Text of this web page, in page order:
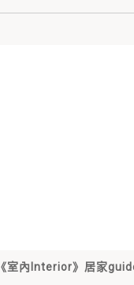
《室內Interior》居家